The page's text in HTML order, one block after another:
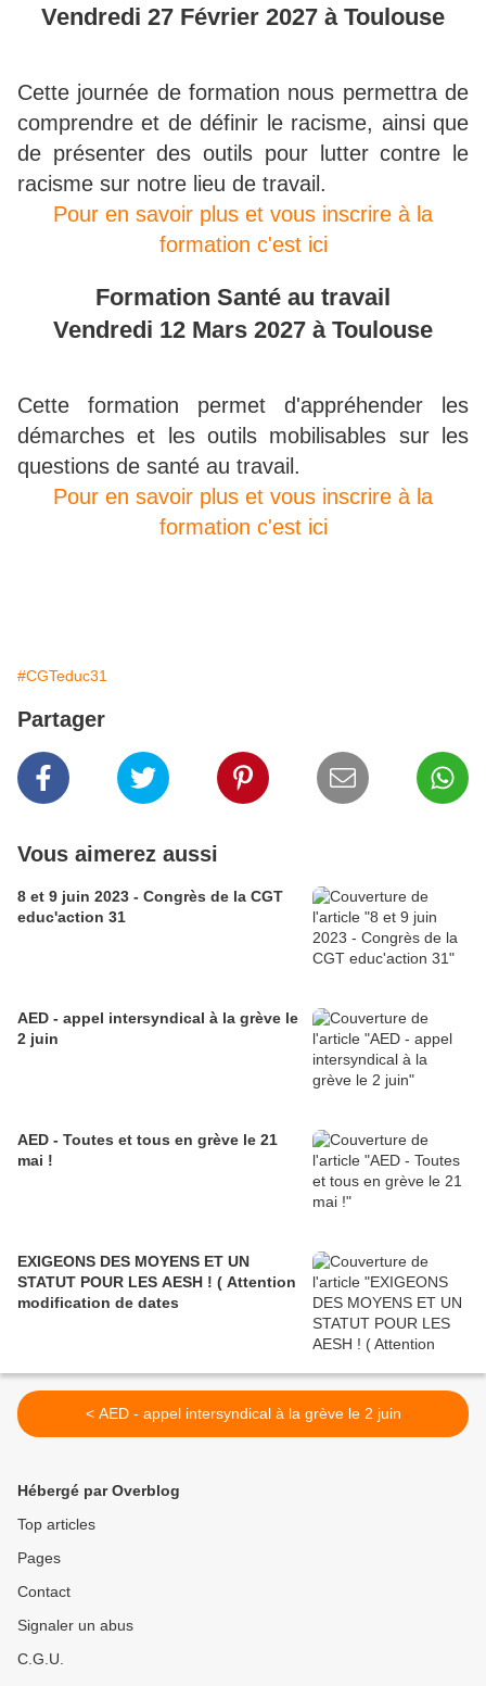
Vendredi 27 Février 2027 à Toulouse
Cette journée de formation nous permettra de
comprendre et de définir le racisme, ainsi que
de présenter des outils pour lutter contre le
racisme sur notre lieu de travail.
Pour en savoir plus et vous inscrire à la
formation c'est ici
Formation Santé au travail
Vendredi 12 Mars 2027 à Toulouse
Cette formation permet d'appréhender les
démarches et les outils mobilisables sur les
questions de santé au travail.
Pour en savoir plus et vous inscrire à la
formation c'est ici
#CGTeduc31
Partager
Vous aimerez aussi
8 et 9 juin 2023 - Congrès de la CGT
educ'action 31
AED - appel intersyndical à la grève le
2 juin
AED - Toutes et tous en grève le 21
mai !
EXIGEONS DES MOYENS ET UN
STATUT POUR LES AESH ! ( Attention
modification de dates
< AED - appel intersyndical à la grève le 2 juin
Hébergé par Overblog
Top articles
Pages
Contact
Signaler un abus
C.G.U.